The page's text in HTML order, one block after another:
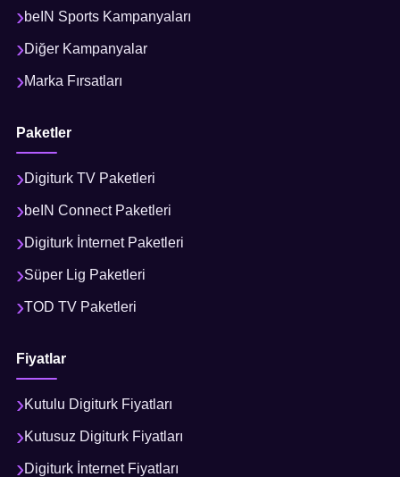
beIN Sports Kampanyaları
Diğer Kampanyalar
Marka Fırsatları
Paketler
Digiturk TV Paketleri
beIN Connect Paketleri
Digiturk İnternet Paketleri
Süper Lig Paketleri
TOD TV Paketleri
Fiyatlar
Kutulu Digiturk Fiyatları
Kutusuz Digiturk Fiyatları
Digiturk İnternet Fiyatları